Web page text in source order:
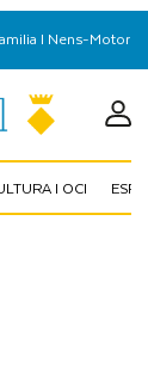
I Nens-Motor
I OCI